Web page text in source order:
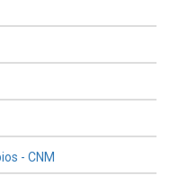
- CNM